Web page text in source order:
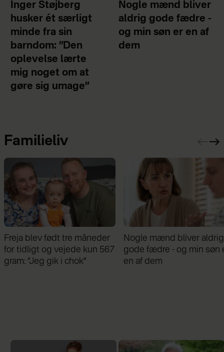
Inger Støjberg
husker ét særligt
minde fra sin
barndom: ”Den
oplevelse lærte
mig noget om at
gøre sig umage”
Nogle mænd bliver
aldrig gode fædre -
og min søn er en af
dem
Familieliv
Nogle mænd bliver aldrig
gode fædre - og min søn er
en af dem
Samira Nawa: ”Det er
fantastisk at have min
familie, men jeg elsker